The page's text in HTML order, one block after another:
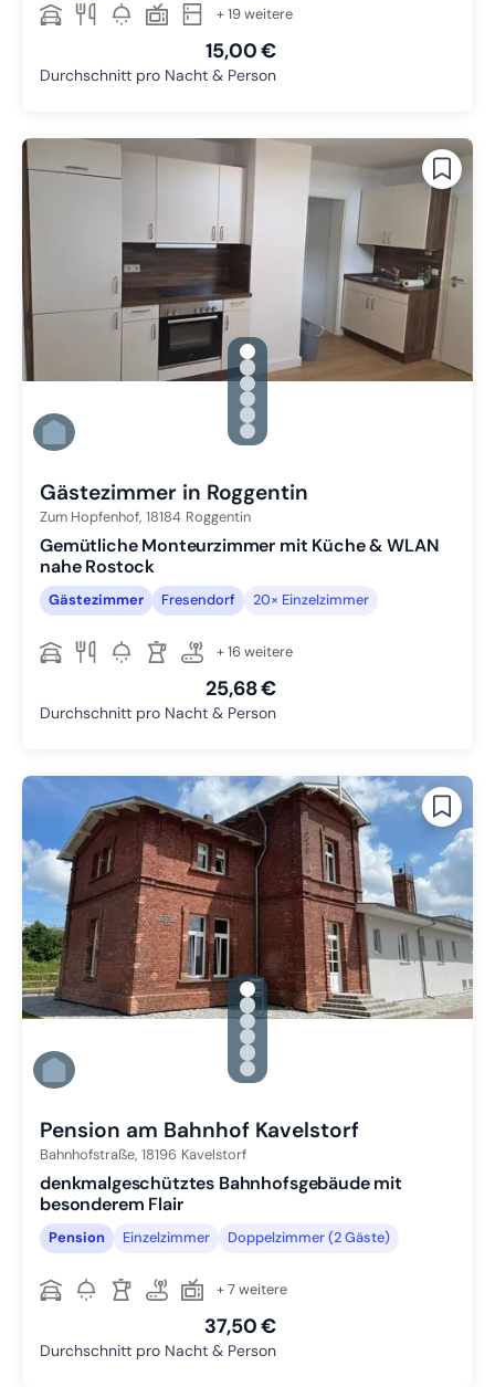
+ 19 weitere
15,00 €
Durchschnitt pro Nacht & Person
gallery.slide_selector
Zu Slide 1 wechseln
Zu Slide 2 wechseln
Zu Slide 3 wechseln
Zu Slide 4 wechseln
Zu Slide 5 wechseln
Zu Slide 6 wechseln
Gästezimmer in Roggentin
Zum Hopfenhof, 18184 Roggentin
Gemütliche Monteurzimmer mit Küche & WLAN
nahe Rostock
Gästezimmer Fresendorf 20× Einzelzimmer
+ 16 weitere
25,68 €
Durchschnitt pro Nacht & Person
gallery.slide_selector
Zu Slide 1 wechseln
Zu Slide 2 wechseln
Zu Slide 3 wechseln
Zu Slide 4 wechseln
Zu Slide 5 wechseln
Zu Slide 6 wechseln
Pension am Bahnhof Kavelstorf
Bahnhofstraße, 18196 Kavelstorf
denkmalgeschütztes Bahnhofsgebäude mit
besonderem Flair
Pension Einzelzimmer Doppelzimmer (2 Gäste)
+ 7 weitere
37,50 €
Durchschnitt pro Nacht & Person